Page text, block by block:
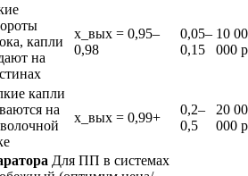
капли
на
x_вых = 0,95–
0,98
0,05–
0,15
10
000
капли
на
x_вых = 0,99+
0,2–
0,5
20
000
Для ПП в системах